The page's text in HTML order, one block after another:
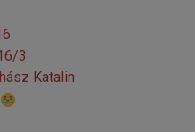
3
Katalin